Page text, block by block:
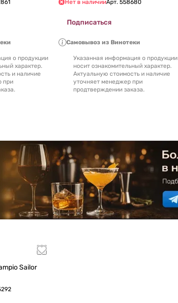
о продукции
характер.
и наличие
при
Нет в наличииАрт. 558680
Подписаться
Самовывоз из Винотеки
Указанная информация о продукции
носит ознакомительный характер.
Актуальную стоимость и наличие
уточняет менеджер при
продтверждении заказа.
Sailor